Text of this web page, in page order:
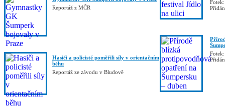
Reportáž z MČR
Hasiči a policisté poměřili síly v orientačním
běhu
Reportáž ze závodu v Bludově